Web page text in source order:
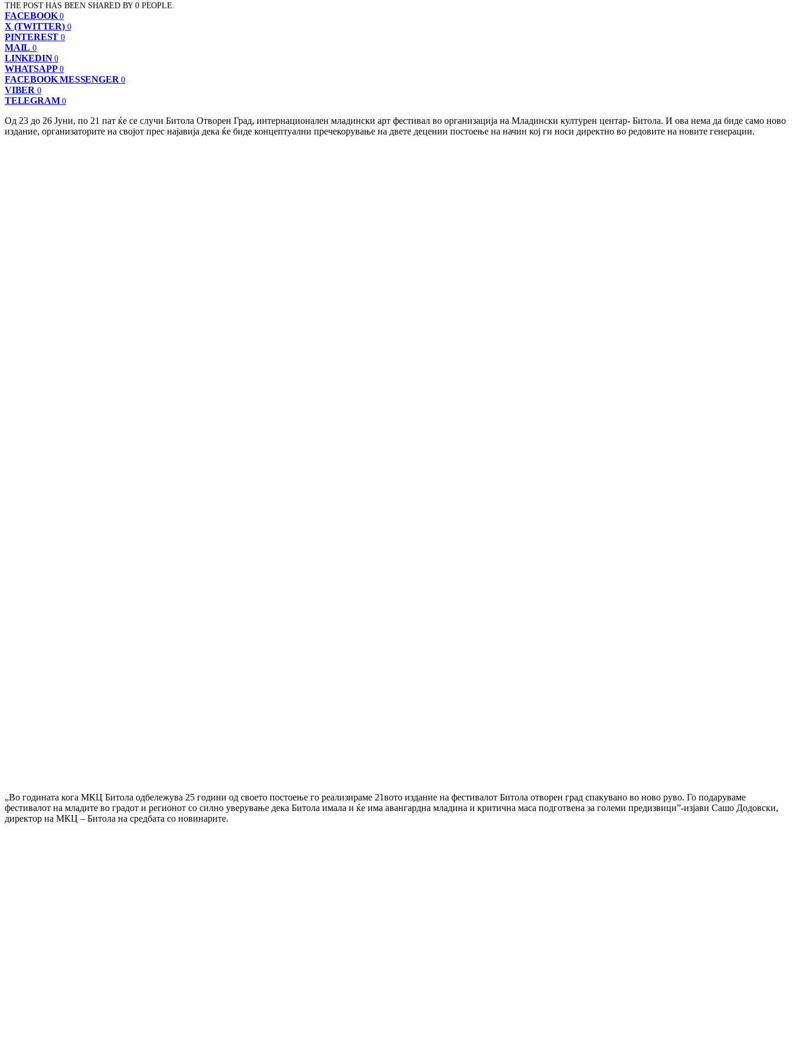
THE POST HAS BEEN SHARED BY0 PEOPLE.
FACEBOOK 0
X (TWITTER) 0
PINTEREST 0
MAIL 0
LINKEDIN 0
WHATSAPP 0
FACEBOOK MESSENGER 0
VIBER 0
TELEGRAM 0
Од 23 до 26 Јуни, по 21 пат ќе се случи Битола Отворен Град, интернационален младински арт фестивал во организација на Младински културен центар- Битола. И ова нема да биде само ново
издание, организаторите на својот прес најавија дека ќе биде концептуални пречекорување на двете децении постоење на начин кој ги носи директно во редовите на новите генерации.
„Во годината кога МКЦ Битола одбележува 25 години од своето постоење го реализираме 21вото издание на фестивалот Битола отворен град спакувано во ново руво. Го подаруваме
фестивалот на младите во градот и регионот со силно уверување дека Битола имала и ќе има авангардна младина и критична маса подготвена за големи предизвици”-изјави Сашо Додовски,
директор на МКЦ – Битола на средбата со новинарите.